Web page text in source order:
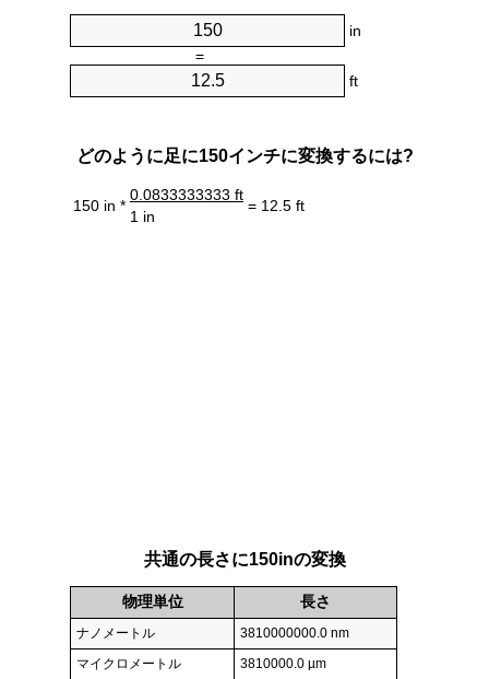
in
=
ft
どのように足に150インチに変換するには?
150 in *
0.0833333333 ft
= 12.5 ft
1 in
共通の長さに150inの変換
物理単位 長さ
ナノメートル
3810000000.0 nm
マイクロメートル
3810000.0 µm